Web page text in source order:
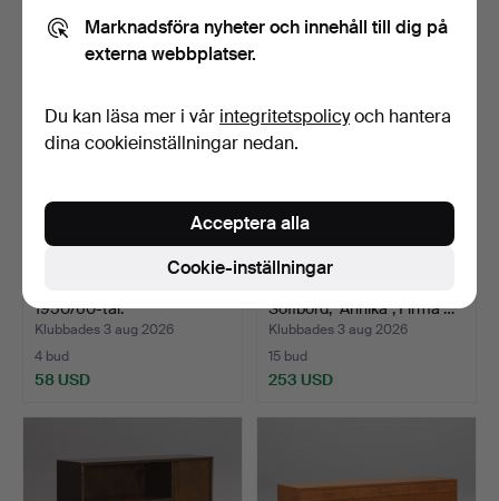
1950/60-tal.
Klubbades 3 aug 2026
4 bud
58 USD
Soffbord, "Annika", Firma …
Klubbades 3 aug 2026
15 bud
253 USD
Marknadsföra nyheter och innehåll till dig på
externa webbplatser.
Du kan läsa mer i vår integritetspolicyoch hantera
dina cookieinställningar nedan.
Cookie-inställningar
Acceptera alla